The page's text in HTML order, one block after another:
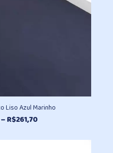
Liso Azul Marinho
–R$261,70
preço: